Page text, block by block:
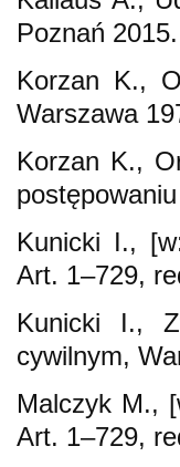
Poznań 2015.
Korzan K.,
Warszawa
Korzan K.,
Kunicki I.,
Art. 1–729,
Kunicki I.,
cywilnym,
Malczyk M.,
Art. 1–729,